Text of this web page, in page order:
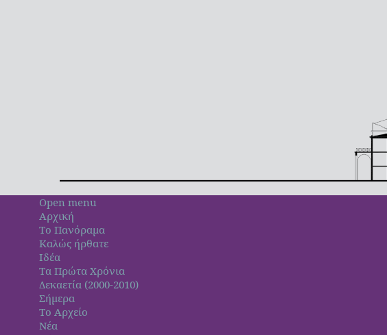
Open menu
Αρχική
Το Πανόραμα
Καλώς ήρθατε
Ιδέα
Τα Πρώτα Χρόνια
Δεκαετία (2000-2010)
Σήμερα
Το Αρχείο
Νέα